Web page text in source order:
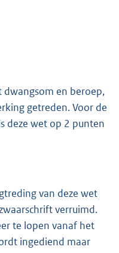
dwangsom en beroep,
getreden. Voor de
deze wet op 2 punten
van deze wet
verruimd.
te lopen vanaf het
ingediend maar